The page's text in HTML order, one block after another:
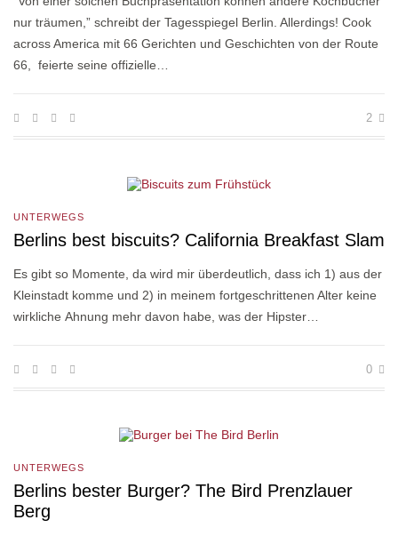
nur träumen,” schreibt der Tagesspiegel Berlin. Allerdings! Cook
across America mit 66 Gerichten und Geschichten von der Route
66, feierte seine offizielle…
2
UNTERWEGS
Berlins best biscuits? California Breakfast Slam
Es gibt so Momente, da wird mir überdeutlich, dass ich 1) aus der
Kleinstadt komme und 2) in meinem fortgeschrittenen Alter keine
wirkliche Ahnung mehr davon habe, was der Hipster…
0
UNTERWEGS
Berlins bester Burger? The Bird Prenzlauer
Berg